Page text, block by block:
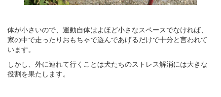
体が小さいので、運動自体はよほど小さなスペースでなければ、
家の中で走ったりおもちゃで遊んであげるだけで十分と言われて
います。
しかし、外に連れて行くことは犬たちのストレス解消には大きな
役割を果たします。